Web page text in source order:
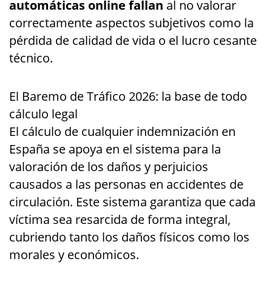
automáticas online fallan al no valorar
correctamente aspectos subjetivos como la
pérdida de calidad de vida o el lucro cesante
técnico.
El Baremo de Tráfico 2026: la base de todo
cálculo legal
El cálculo de cualquier indemnización en
España se apoya en el sistema para la
valoración de los daños y perjuicios
causados a las personas en accidentes de
circulación. Este sistema garantiza que cada
víctima sea resarcida de forma integral,
cubriendo tanto los daños físicos como los
morales y económicos.